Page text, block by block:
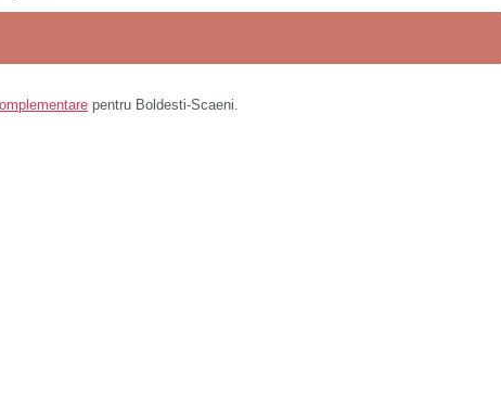
pentru Boldesti-Scaeni.